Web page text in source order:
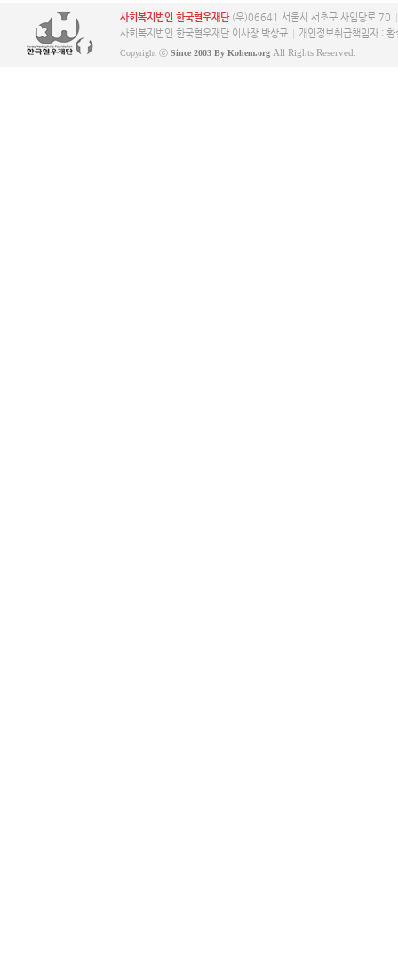
사회복지법인 한국혈우재단(우)06641 서울시 서초구 사임당로 70
사회복지법인 한국혈우재단 이사장 박상규
개인정보취급책임자 : 황
Copyright ⓒ Since 2003 By Kohem.org All Rights Reserved.